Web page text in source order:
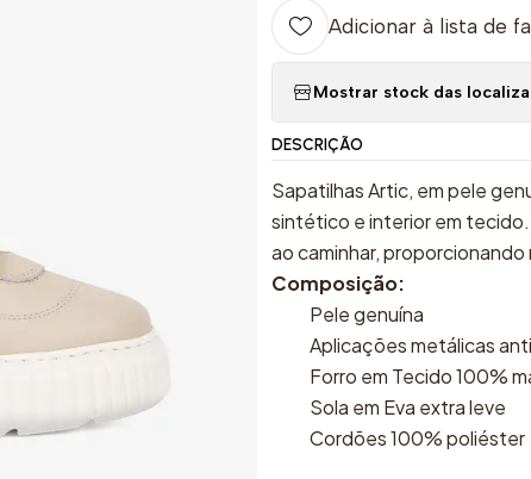
Adicionar à lista de
Mostrar stock das
DESCRIÇÃO
Sapatilhas Artic, em pele
sintético e interior em
ao caminhar,
Composição:
Pele genuína
Aplicações metálicas
Forro em Tecido 100%
Sola em Eva extra leve
Cordões 100% poliéster